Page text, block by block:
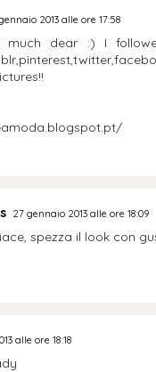
2013 alle ore 17:58
much dear :) I
27 gennaio 2013 alle ore 18:09
spezza il look con
alle ore 18:18